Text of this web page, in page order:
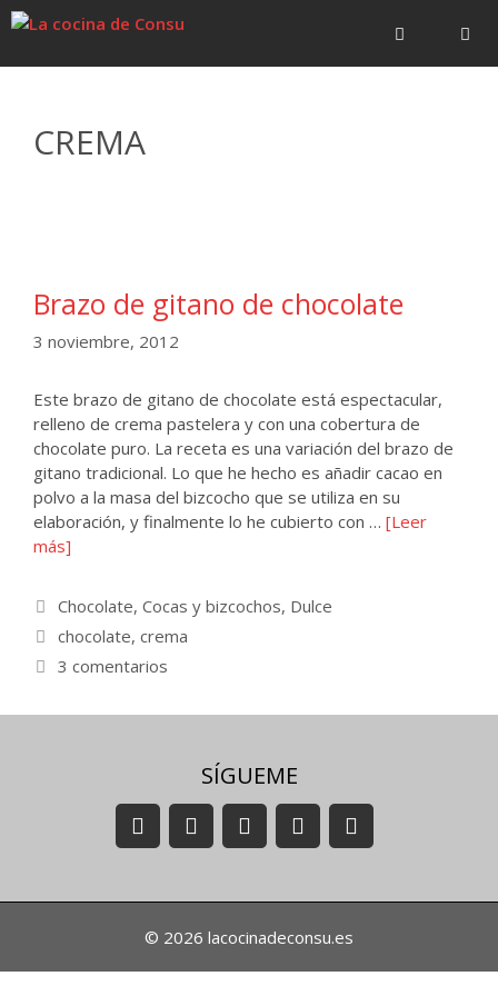
Saltar
Saltar
CREMA
Brazo de gitano de chocolate
3 noviembre, 2012
Este brazo de gitano de chocolate está espectacular,
relleno de crema pastelera y con una cobertura de
chocolate puro. La receta es una variación del brazo de
gitano tradicional. Lo que he hecho es añadir cacao en
polvo a la masa del bizcocho que se utiliza en su
elaboración, y finalmente lo he cubierto con … [Leer
más]
Categorías
Chocolate, Cocas y bizcochos, Dulce
Etiquetas
chocolate, crema
3 comentarios
SÍGUEME
© 2026 lacocinadeconsu.es